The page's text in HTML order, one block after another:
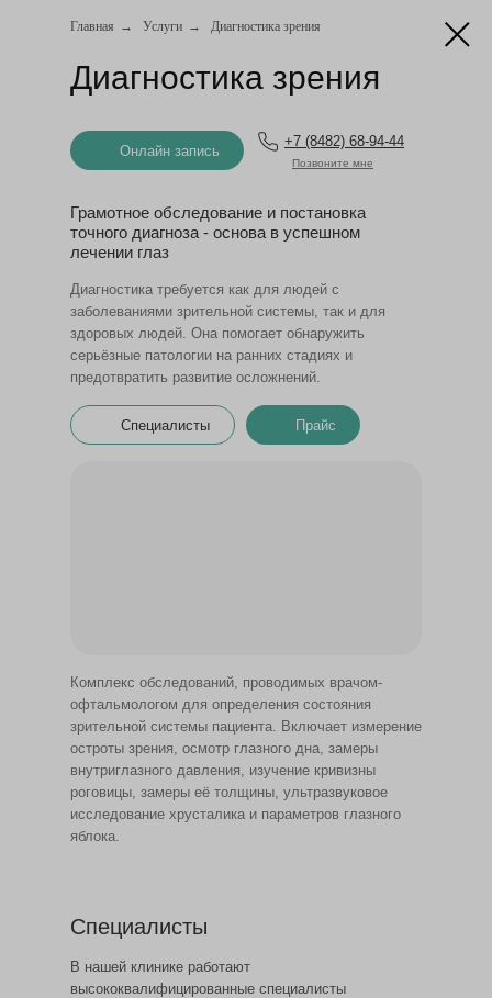
Главная → Услуги → Диагностика зрения
Диагностика зрения
Онлайн запись
Позвоните мне
+7 (8482) 68-94-44
Грамотное обследование и постановка
точного диагноза - основа в успешном
лечении глаз
Диагностика требуется как для людей с
заболеваниями зрительной системы, так и для
здоровых людей. Она помогает обнаружить
серьёзные патологии на ранних стадиях и
предотвратить развитие осложнений.
Комплекс обследований, проводимых врачом-
офтальмологом для определения состояния
зрительной системы пациента. Включает измерение
остроты зрения, осмотр глазного дна, замеры
внутриглазного давления, изучение кривизны
роговицы, замеры её толщины, ультразвуковое
исследование хрусталика и параметров глазного
яблока.
Прайс
Специалисты
Специалисты
В нашей клинике работают
высококвалифицированные специалисты